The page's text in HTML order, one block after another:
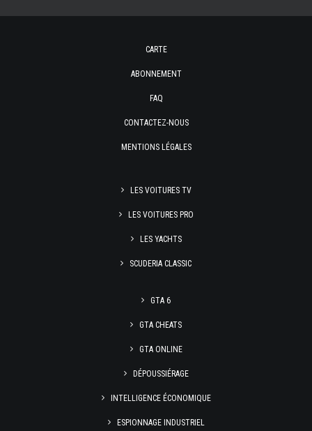
CARTE
ABONNEMENT
FAQ
CONTACTEZ-NOUS
MENTIONS LÉGALES
LES VOITURES TV
LES VOITURES PRO
LES YACHTS
SCUDERIA CLASSIC
GTA 6
GTA CHEATS
GTA ONLINE
DÉPOUSSIÉRAGE
INTELLIGENCE ÉCONOMIQUE
ESPIONNAGE INDUSTRIEL